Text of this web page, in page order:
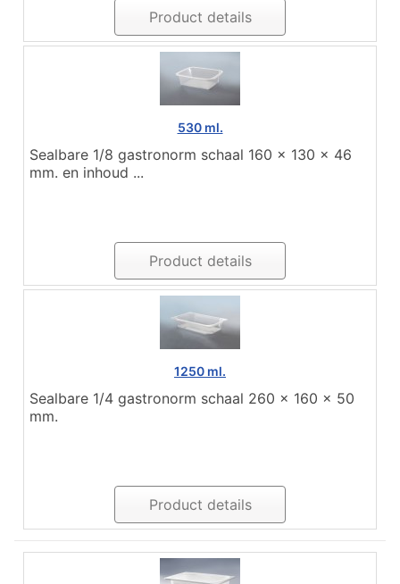
Product details
530 ml.
Sealbare 1/8 gastronorm schaal 160 x 130 x 46
mm. en inhoud ...
Product details
1250 ml.
Sealbare 1/4 gastronorm schaal 260 x 160 x 50
mm.
Product details